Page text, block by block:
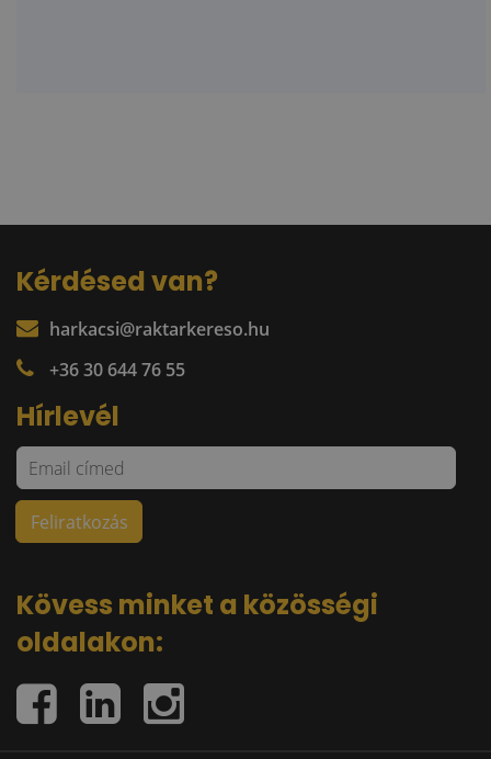
Kérdésed van?
harkacsi@raktarkereso.hu
+36 30 644 76 55
Hírlevél
Kövess minket a közösségi
oldalakon: